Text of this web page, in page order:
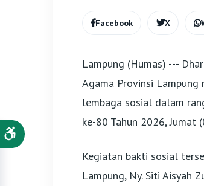
Facebook X
Lampung (Humas) ---
Agama Provinsi
lembaga sosial dalam
ke-80 Tahun 2026, Jumat
Kegiatan bakti sosial
Lampung, Ny. Siti Aisyah